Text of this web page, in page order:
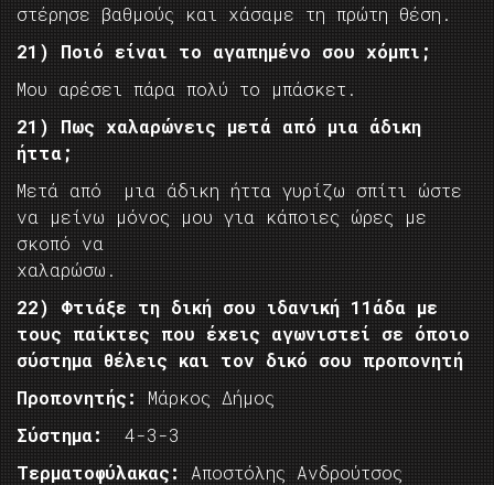
στέρησε βαθμούς και χάσαμε τη πρώτη θέση.
21) Ποιό είναι το αγαπημένο σου χόμπι;
Μου αρέσει πάρα πολύ το μπάσκετ.
21) Πως χαλαρώνεις μετά από μια άδικη
ήττα;
Μετά από μια άδικη ήττα γυρίζω σπίτι ώστε
να μείνω μόνος μου για κάποιες ώρες με
σκοπό να
χαλαρώσω.
22) Φτιάξε τη δική σου ιδανική 11άδα με
τους παίκτες που έχεις αγωνιστεί σε όποιο
σύστημα θέλεις και τον δικό σου προπονητή
Προπονητής:
Μάρκος Δήμος
Σύστημα:
4-3-3
Τερματοφύλακας:
Αποστόλης Ανδρούτσος